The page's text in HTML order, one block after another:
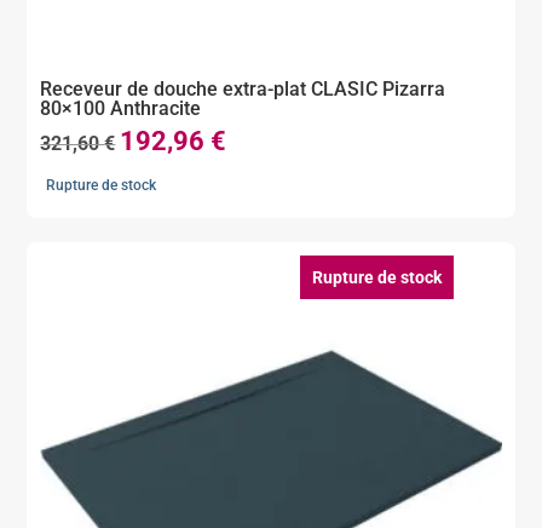
Receveur de douche extra-plat CLASIC Pizarra
80×100 Anthracite
321,60€ Le
prix
192,96 €
Rupture de stock
Rupture de stock